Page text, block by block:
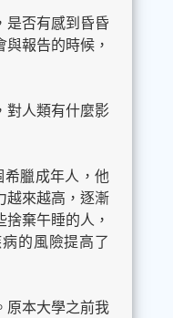
是否有感到昏昏
報告的時候，
對人類有什麼影
臘成年人，他
越來越高，逐漸
棄午睡的人，
的風險提高了
原本大學之前我